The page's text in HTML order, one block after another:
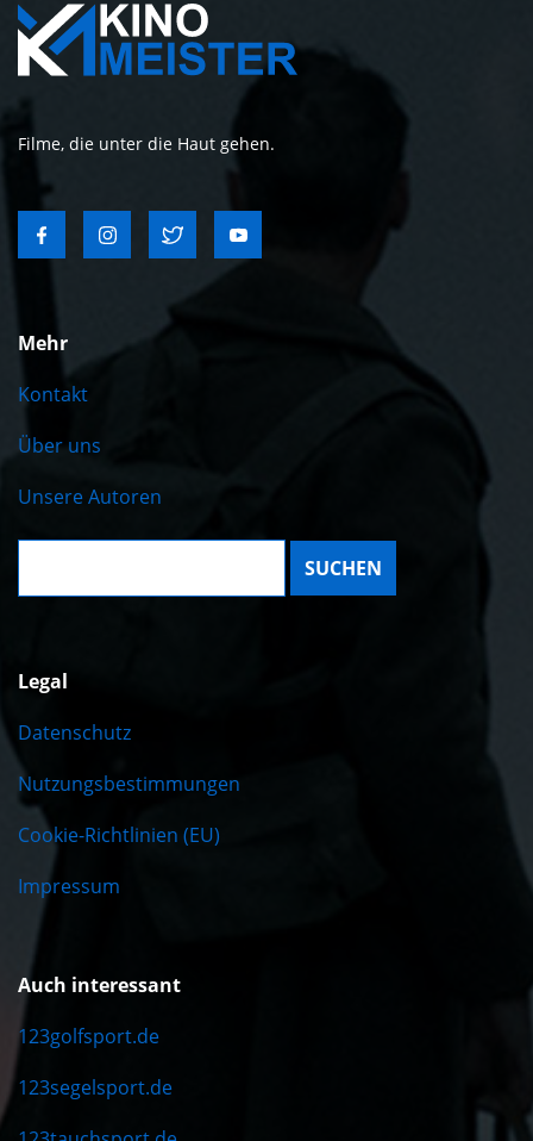
Filme, die unter die Haut gehen.
Mehr
Kontakt
Über uns
Unsere Autoren
Suche:
Legal
Datenschutz
Nutzungsbestimmungen
Cookie-Richtlinien (EU)
Impressum
Auch interessant
123golfsport.de
123segelsport.de